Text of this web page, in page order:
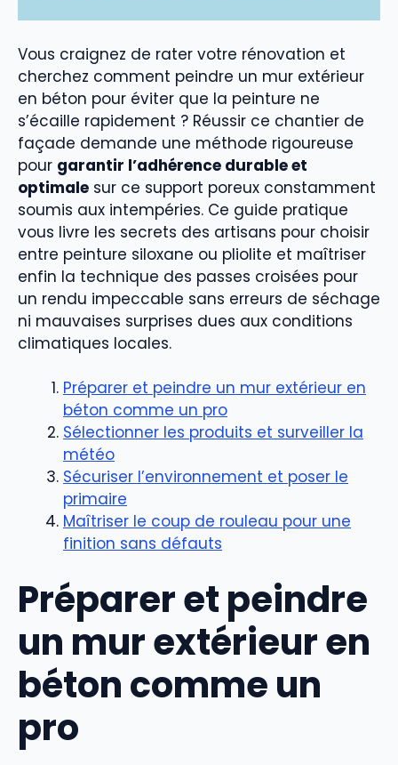
Vous craignez de rater votre rénovation et
cherchez comment peindre un mur extérieur
en béton pour éviter que la peinture ne
s’écaille rapidement ? Réussir ce chantier de
façade demande une méthode rigoureuse
pour garantir l’adhérence durable et
optimale sur ce support poreux constamment
soumis aux intempéries. Ce guide pratique
vous livre les secrets des artisans pour choisir
entre peinture siloxane ou pliolite et maîtriser
enfin la technique des passes croisées pour
un rendu impeccable sans erreurs de séchage
ni mauvaises surprises dues aux conditions
climatiques locales.
Préparer et peindre un mur extérieur en
béton comme un pro
Sélectionner les produits et surveiller la
météo
Sécuriser l’environnement et poser le
primaire
Maîtriser le coup de rouleau pour une
finition sans défauts
Préparer et peindre
un mur extérieur en
béton comme un
pro